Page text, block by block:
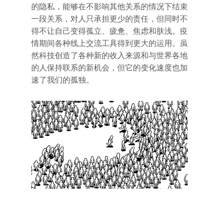
的隐私，能够在不影响其他关系的情况下结束
一段关系，对人只承担更少的责任，但同时不
得不让自己变得孤立、疲惫、焦虑和肤浅。疫
情期间各种线上交流工具得到更大的运用。虽
然科技创造了各种新的收入来源和与世界各地
的人保持联系的新机会，但它的变化速度也加
速了我们的孤独。